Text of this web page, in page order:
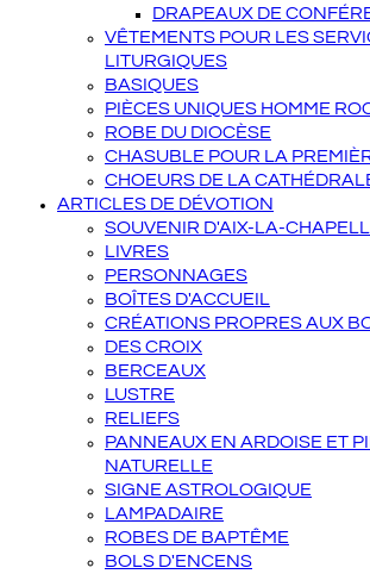
DRAPEAUX DE
VÊTEMENTS POUR LES
LITURGIQUES
BASIQUES
PIÈCES UNIQUES HOMME
ROBE DU DIOCÈSE
CHASUBLE POUR LA
CHOEURS DE LA
ARTICLES DE DÉVOTION
SOUVENIR D'AIX-LA-
LIVRES
PERSONNAGES
BOÎTES D'ACCUEIL
CRÉATIONS PROPRES AUX
DES CROIX
BERCEAUX
LUSTRE
RELIEFS
PANNEAUX EN ARDOISE ET
NATURELLE
SIGNE ASTROLOGIQUE
LAMPADAIRE
ROBES DE BAPTÊME
BOLS D'ENCENS